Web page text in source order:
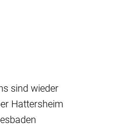
sind wieder
Hattersheim